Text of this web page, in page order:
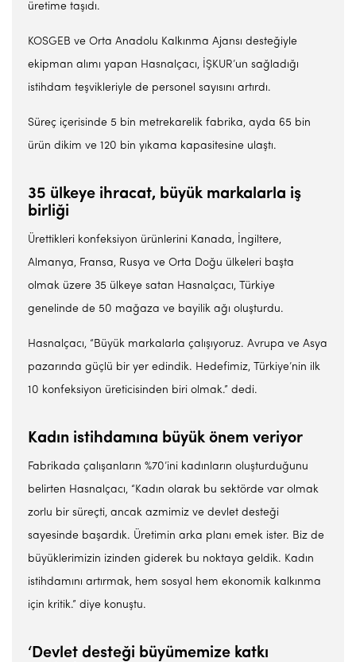
üretime taşıdı.
KOSGEB ve Orta Anadolu Kalkınma Ajansı desteğiyle
ekipman alımı yapan Hasnalçacı, İŞKUR’un sağladığı
istihdam teşvikleriyle de personel sayısını artırdı.
Süreç içerisinde 5 bin metrekarelik fabrika, ayda 65 bin
ürün dikim ve 120 bin yıkama kapasitesine ulaştı.
35 ülkeye ihracat, büyük markalarla iş
birliği
Ürettikleri konfeksiyon ürünlerini Kanada, İngiltere,
Almanya, Fransa, Rusya ve Orta Doğu ülkeleri başta
olmak üzere 35 ülkeye satan Hasnalçacı, Türkiye
genelinde de 50 mağaza ve bayilik ağı oluşturdu.
Hasnalçacı, “Büyük markalarla çalışıyoruz. Avrupa ve Asya
pazarında güçlü bir yer edindik. Hedefimiz, Türkiye’nin ilk
10 konfeksiyon üreticisinden biri olmak.” dedi.
Kadın istihdamına büyük önem veriyor
Fabrikada çalışanların %70’ini kadınların oluşturduğunu
belirten Hasnalçacı, “Kadın olarak bu sektörde var olmak
zorlu bir süreçti, ancak azmimiz ve devlet desteği
sayesinde başardık. Üretimin arka planı emek ister. Biz de
büyüklerimizin izinden giderek bu noktaya geldik. Kadın
istihdamını artırmak, hem sosyal hem ekonomik kalkınma
için kritik.” diye konuştu.
‘Devlet desteği büyümemize katkı